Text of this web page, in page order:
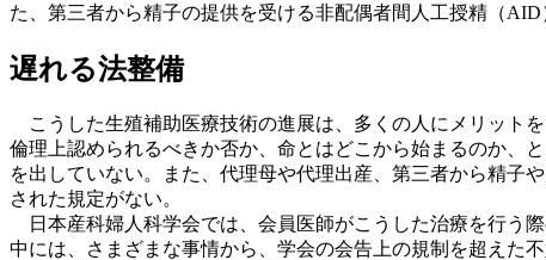
た、第三者から精子の提供を受ける非配偶者間人工授精（
遅れる法整備
こうした生殖補助医療技術の進展は、多くの人にメリット
倫理上認められるべきか否か、命とはどこから始まるのか、
を出していない。また、代理母や代理出産、第三者から精子
された規定がない。
日本産科婦人科学会では、会員医師がこうした治療を行う
中には、さまざまな事情から、学会の会告上の規制を超えた